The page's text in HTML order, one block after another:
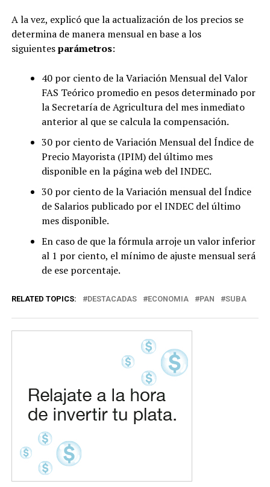
A la vez, explicó que la actualización de los precios se
determina de manera mensual en base a los
siguientesparámetros:
40 por ciento de la Variación Mensual del Valor
FAS Teórico promedio en pesos determinado por
la Secretaría de Agricultura del mes inmediato
anterior al que se calcula la compensación.
30 por ciento de Variación Mensual del Índice de
Precio Mayorista (IPIM) del último mes
disponible en la página web del INDEC.
30 por ciento de la Variación mensual del Índice
de Salarios publicado por el INDEC del último
mes disponible.
En caso de que la fórmula arroje un valor inferior
al 1 por ciento, el mínimo de ajuste mensual será
de ese porcentaje.
RELATED TOPICS: DESTACADAS ECONOMIA PAN SUBA